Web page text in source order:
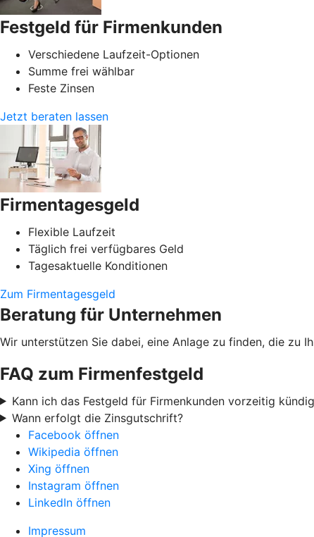
Festgeld für Firmenkunden
Verschiedene Laufzeit-Optionen
Summe frei wählbar
Feste Zinsen
Jetzt beraten lassen
Firmentagesgeld
Flexible Laufzeit
Täglich frei verfügbares Geld
Tagesaktuelle Konditionen
Zum Firmentagesgeld
Beratung für Unternehmen
Wir unterstützen Sie dabei, eine Anlage zu finden, die zu
FAQ zum Firmenfestgeld
Kann ich das Festgeld für Firmenkunden vorzeitig
Wann erfolgt die Zinsgutschrift?
Facebook öffnen
Wikipedia öffnen
Xing öffnen
Instagram öffnen
LinkedIn öffnen
Impressum